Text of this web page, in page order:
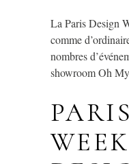
La Paris Design
comme
nombres
showroom Oh